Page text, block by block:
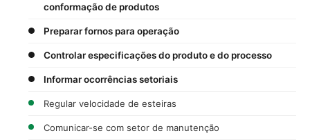
conformação de produtos
Preparar fornos para operação
Controlar especificações do produto e do processo
Informar ocorrências setoriais
Regular velocidade de esteiras
Comunicar-se com setor de manutenção